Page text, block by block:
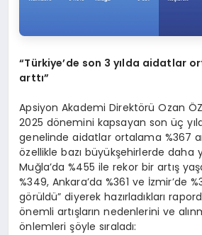
“Türkiye’de son 3 yılda aidatlar
arttı”
Apsiyon Akademi Direktörü Ozan
2025 dönemini kapsayan son üç
genelinde aidatlar ortalama %367
özellikle bazı büyükşehirlerde daha
Muğla’da %455 ile rekor bir artış
%349, Ankara’da %361 ve İzmir’de
görüldü” diyerek hazırladıkları
önemli artışların nedenlerini ve
önlemleri şöyle sıraladı: